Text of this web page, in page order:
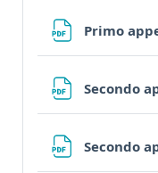
Primo
Secondo
Secondo